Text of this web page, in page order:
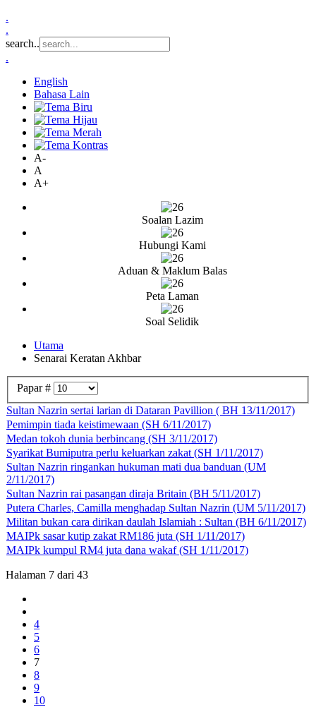
.
.
search..
.
English
Bahasa Lain
A-
A
A+
Soalan Lazim
Hubungi Kami
Aduan & Maklum Balas
Peta Laman
Soal Selidik
Utama
Senarai Keratan Akhbar
Papar #
Sultan Nazrin sertai larian di Dataran Pavillion ( BH 13/11/2017)
Pemimpin tiada keistimewaan (SH 6/11/2017)
Medan tokoh dunia berbincang (SH 3/11/2017)
Syarikat Bumiputra perlu keluarkan zakat (SH 1/11/2017)
Sultan Nazrin ringankan hukuman mati dua banduan (UM
2/11/2017)
Sultan Nazrin rai pasangan diraja Britain (BH 5/11/2017)
Putera Charles, Camilla menghadap Sultan Nazrin (UM 5/11/2017)
Militan bukan cara dirikan daulah Islamiah : Sultan (BH 6/11/2017)
MAIPk sasar kutip zakat RM186 juta (SH 1/11/2017)
MAIPk kumpul RM4 juta dana wakaf (SH 1/11/2017)
Halaman 7 dari 43
4
5
6
7
8
9
10